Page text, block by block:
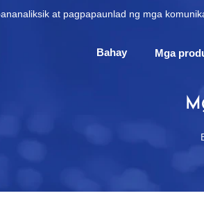
at pagpapaunlad ng mga
Bahay Mga